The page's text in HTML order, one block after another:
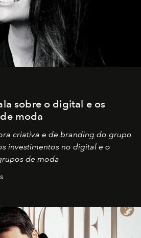
sobre o digital e os
moda
criativa e de branding do grupo
investimentos no digital e o
de moda